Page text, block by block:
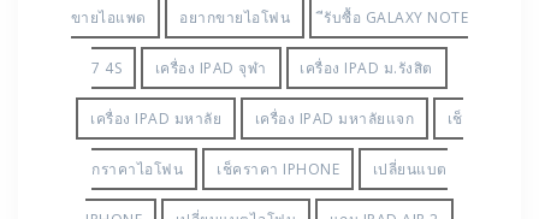
ขายไอแพด อยากขายไอโฟน ีรับซื้อ GALAXY NOTE
7 4S เครื่อง IPAD จุฬา เครื่อง IPAD ม.รังสิต
เครื่อง IPAD มหาลัย เครื่อง IPAD มหาลัยแจก เช็
กราคาไอโฟน เช็คราคา IPHONE เปลี่ยนแบต